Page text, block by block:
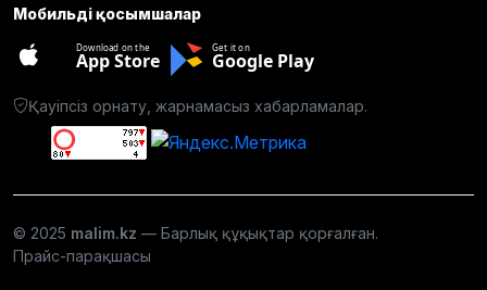
Мобильді қосымшалар
Download on the
App Store
Get it on
Google Play
Қауіпсіз орнату, жарнамасыз хабарламалар.
© 2025 malim.kz — Барлық құқықтар қорғалған.
Прайс-парақшасы